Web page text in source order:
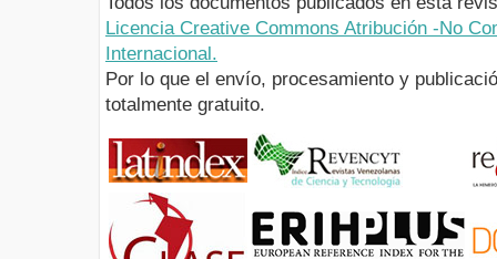
Licencia Creative Commons Atribución -No
Internacional.
Por lo que el envío, procesamiento y
totalmente gratuito.